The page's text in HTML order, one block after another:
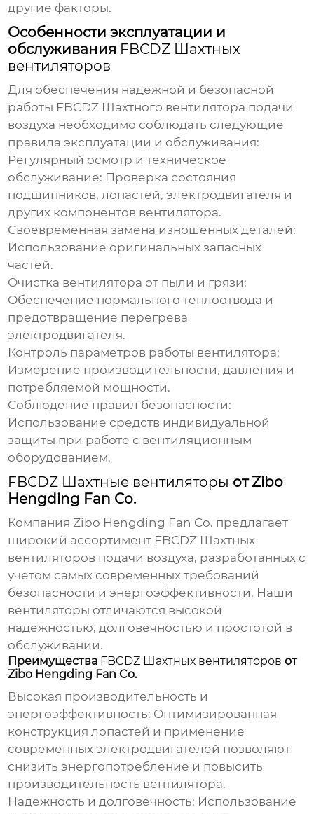
другие факторы.
Особенности эксплуатации и
обслуживания FBCDZ Шахтных
вентиляторов
Для обеспечения надежной и безопасной
работы FBCDZ Шахтного вентилятора подачи
воздуха необходимо соблюдать следующие
правила эксплуатации и обслуживания:
Регулярный осмотр и техническое
обслуживание: Проверка состояния
подшипников, лопастей, электродвигателя и
других компонентов вентилятора.
Своевременная замена изношенных деталей:
Использование оригинальных запасных
частей.
Очистка вентилятора от пыли и грязи:
Обеспечение нормального теплоотвода и
предотвращение перегрева
электродвигателя.
Контроль параметров работы вентилятора:
Измерение производительности, давления и
потребляемой мощности.
Соблюдение правил безопасности:
Использование средств индивидуальной
защиты при работе с вентиляционным
оборудованием.
FBCDZ Шахтные вентиляторы от Zibo
Hengding Fan Co.
КомпанияZibo Hengding Fan Co. предлагает
широкий ассортимент FBCDZ Шахтных
вентиляторов подачи воздуха, разработанных с
учетом самых современных требований
безопасности и энергоэффективности. Наши
вентиляторы отличаются высокой
надежностью, долговечностью и простотой в
обслуживании.
Преимущества FBCDZ Шахтных вентиляторов от
Zibo Hengding Fan Co.
Высокая производительность и
энергоэффективность: Оптимизированная
конструкция лопастей и применение
современных электродвигателей позволяют
снизить энергопотребление и повысить
производительность вентилятора.
Надежность и долговечность: Использование